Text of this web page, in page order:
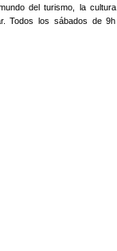
del turismo, la
Todos los sábados de